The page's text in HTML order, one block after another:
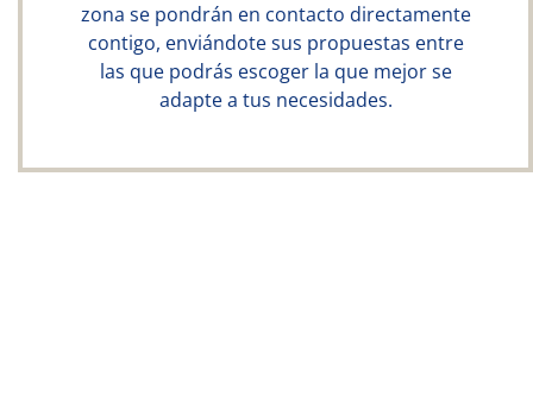
zona se pondrán en contacto directamente
contigo, enviándote sus propuestas entre
las que podrás escoger la que mejor se
adapte a tus necesidades.